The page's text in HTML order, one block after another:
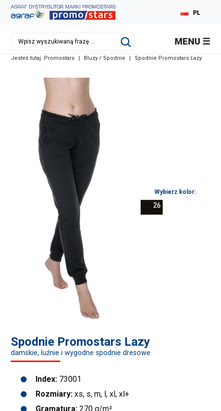
PL
DE
RU
MENU
Jesteś tutaj: Promostars | Bluzy / Spodnie | Spodnie Promostars Lazy
Spodnie Promostars Lazy
damskie, luźnie i wygodne spodnie dresowe
Index: 73001
Rozmiary: xs, s, m, l, xl, xl+
Gramatura: 270 g/m²
Wybierz kolor: